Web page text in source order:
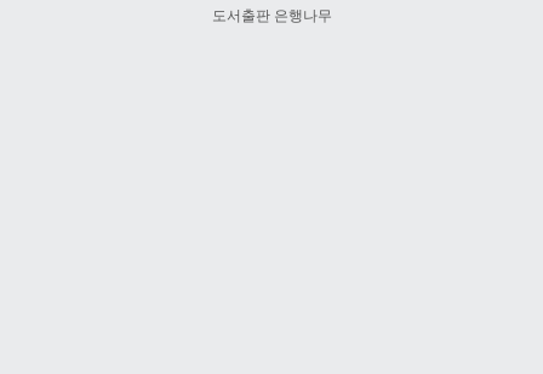
도서출판 은행나무